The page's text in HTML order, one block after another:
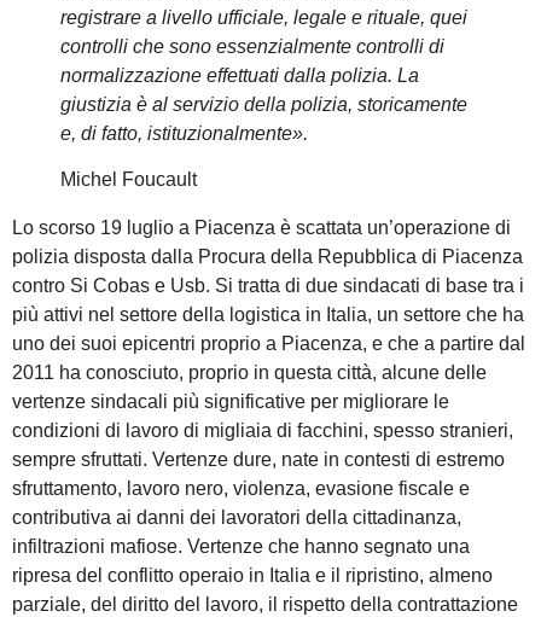
registrare a livello ufficiale, legale e rituale, quei
controlli che sono essenzialmente controlli di
normalizzazione effettuati dalla polizia. La
giustizia è al servizio della polizia, storicamente
e, di fatto, istituzionalmente».
Michel Foucault
Lo scorso 19 luglio a Piacenza è scattata un’operazione di
polizia disposta dalla Procura della Repubblica di Piacenza
contro Si Cobas e Usb. Si tratta di due sindacati di base tra i
più attivi nel settore della logistica in Italia, un settore che ha
uno dei suoi epicentri proprio a Piacenza, e che a partire dal
2011 ha conosciuto, proprio in questa città, alcune delle
vertenze sindacali più significative per migliorare le
condizioni di lavoro di migliaia di facchini, spesso stranieri,
sempre sfruttati. Vertenze dure, nate in contesti di estremo
sfruttamento, lavoro nero, violenza, evasione fiscale e
contributiva ai danni dei lavoratori della cittadinanza,
infiltrazioni mafiose. Vertenze che hanno segnato una
ripresa del conflitto operaio in Italia e il ripristino, almeno
parziale, del diritto del lavoro, il rispetto della contrattazione